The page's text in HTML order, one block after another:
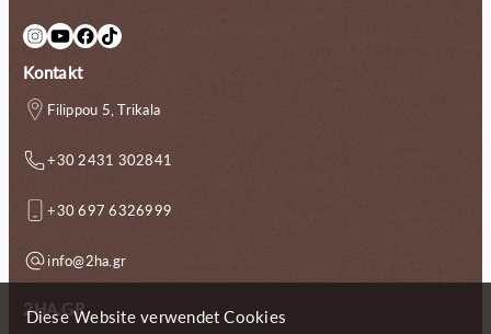
InstagramYouTube Facebook TikTok
Kontakt
Filippou 5, Trikala
+30 2431 302841
+30 697 6326999
info@2ha.gr
2HA.GR
Diese Website verwendet Cookies